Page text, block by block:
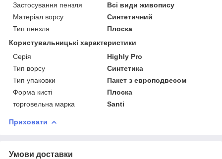
Застосування пензля
Всі види живопису
Матеріал ворсу
Синтетичний
Тип пензля
Плоска
Користувальницькі характеристики
Серія
Highly Pro
Тип ворсу
Синтетика
Тип упаковки
Пакет з европодвесом
Форма кисті
Плоска
торговельна марка
Santi
Приховати
Умови доставки